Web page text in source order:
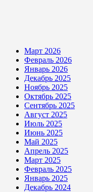
Март 2026
Февраль 2026
Январь 2026
Декабрь 2025
Ноябрь 2025
Октябрь 2025
Сентябрь 2025
Август 2025
Июль 2025
Июнь 2025
Май 2025
Апрель 2025
Март 2025
Февраль 2025
Январь 2025
Декабрь 2024